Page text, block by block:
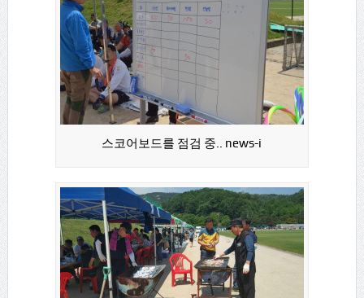
스코어보드를 점검 중.. news-i